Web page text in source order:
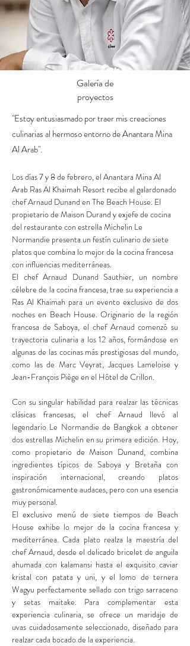
Galería de
proyectos
"Estoy entusiasmado por traer mis creaciones
culinarias al hermoso entorno de Anantara Mina
Al Arab".
Los días 7 y 8 de febrero, el Anantara Mina Al
Arab Ras Al Khaimah Resort recibe al galardonado
chef Arnaud Dunand en The Beach House. El
propietario de Maison Durand y exjefe de cocina
del restaurante con estrella Michelin Le
Normandie presenta un festín culinario de siete
platos que combina lo mejor de la cocina francesa
con influencias mediterráneas.
El chef Arnaud Dunand Sauthier, un nombre
célebre de la cocina francesa, trae su experiencia a
Ras Al Khaimah para un evento exclusivo de dos
noches en Beach House. Originario de la región
francesa de Saboya, el chef Arnaud comenzó su
trayectoria culinaria a los 12 años, formándose en
algunas de las cocinas más prestigiosas del mundo,
como las de Marc Veyrat, Jacques Lameloise y
Jean-François Piège en el Hôtel de Crillon.
Con su singular habilidad para realzar las técnicas
clásicas francesas, el chef Arnaud llevó al
legendario Le Normandie de Bangkok a obtener
dos estrellas Michelin en su primera edición. Hoy,
como propietario de Maison Dunand, combina
ingredientes típicos de Saboya y Bretaña con
inspiración internacional, creando platos
gastronómicamente audaces, pero con una esencia
muy personal.
El exclusivo menú de siete tiempos de Beach
House exhibe lo mejor de la cocina francesa y
mediterránea. Cada plato realza la maestría del
chef Arnaud, desde el delicado bricelet de anguila
ahumada con kalamansi hasta el exquisito caviar
kristal con patata y uni, y el lomo de ternera
Wagyu perfectamente sellado con trigo sarraceno
y setas maitake. Para complementar esta
experiencia culinaria, se ofrece un maridaje de
uvas cuidadosamente seleccionado, diseñado para
realzar cada bocado de la experiencia.